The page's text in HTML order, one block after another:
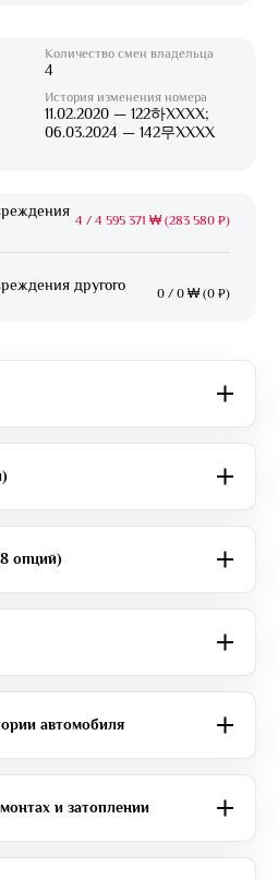
Количество смен владельца
4
История изменения номера
11.02.2020 — 122하XXXX;
06.03.2024 — 142무XXXX
4 / 4 595 371 ₩ (283 580 ₽)
другого
0 / 0 ₩ (0 ₽)
опций)
автомобиля
и затоплении